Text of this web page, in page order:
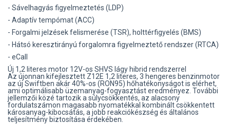
- Sávelhagyás figyelmeztetés (LDP)
- Adaptív tempómat (ACC)
- Forgalmi jelzések felismerése (TSR), holttérfigyelés (BMS)
- Hátsó keresztirányú forgalomra figyelmeztető rendszer (RTCA)
- eCall
Új 1,2 literes motor 12V-os SHVS lágy hibrid rendszerrel
Az újonnan kifejlesztett Z12E 1,2 literes, 3 hengeres benzinmotor
az új Swiftben akár 40%-os (RON95) hőhatékonyságot is elérhet,
ami optimálisabb üzemanyag-fogyasztást eredményez. További
jellemzői közé tartozik a súlycsökkentés, az alacsony
fordulatszámon magasabb nyomatékkal kombinált csökkentett
károsanyag-kibocsátás, a jobb reakciókészség és általános
teljesítmény biztosítása érdekében.